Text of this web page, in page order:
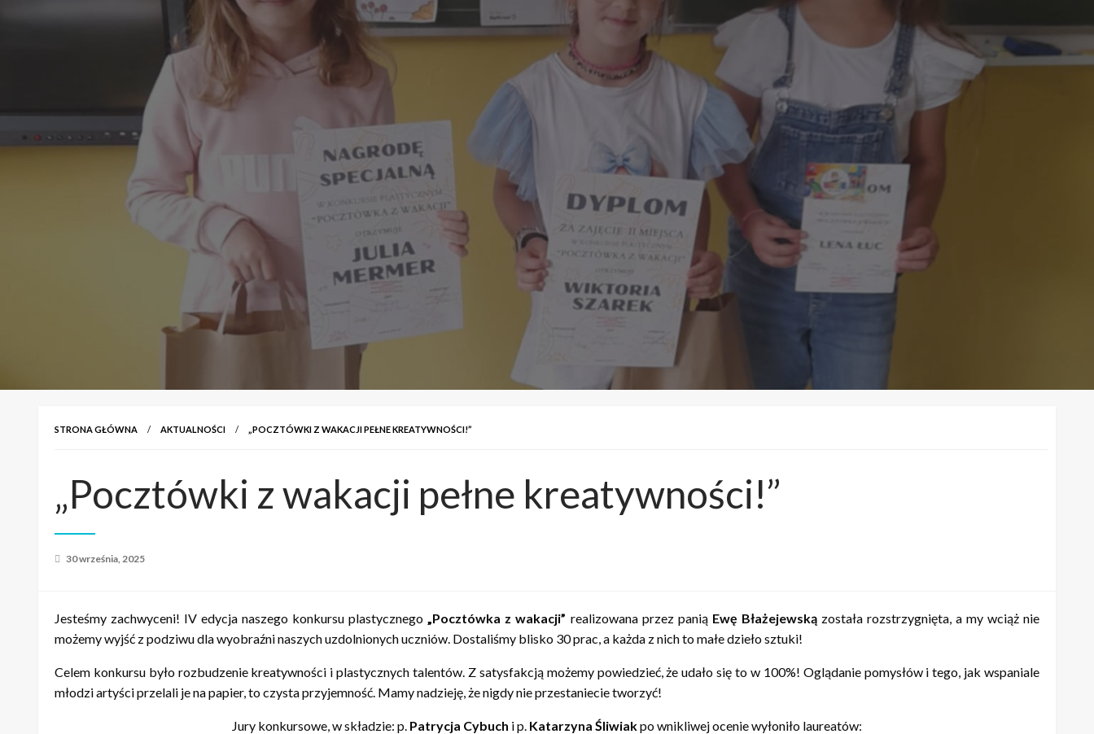
STRONA GŁÓWNA AKTUALNOŚCI „POCZTÓWKI Z WAKACJI PEŁNE KREATYWNOŚCI!”
„Pocztówki z wakacji pełne kreatywności!”
Opublikowane
30 września, 2025
Jesteśmy zachwyceni! IV edycja naszego konkursu plastycznego„Pocztówka z wakacji” realizowana przez panią Ewę Błażejewskązostała rozstrzygnięta, a my wciąż nie
możemy wyjść z podziwu dla wyobraźni naszych uzdolnionych uczniów. Dostaliśmy blisko 30 prac, a każda z nich to małe dzieło sztuki!
Celem konkursu było rozbudzenie kreatywności i plastycznych talentów. Z satysfakcją możemy powiedzieć, że udało się to w 100%! Oglądanie pomysłów i tego, jak wspaniale
młodzi artyści przelali je na papier, to czysta przyjemność. Mamy nadzieję, że nigdy nie przestaniecie tworzyć!
Jury konkursowe, w składzie: p. Patrycja Cybuch i p. Katarzyna Śliwiakpo wnikliwej ocenie wyłoniło laureatów: